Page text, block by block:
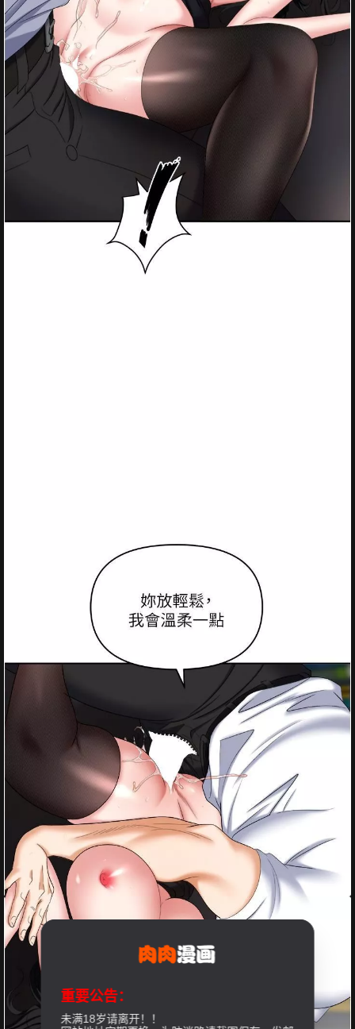
重要公告：
未满18岁请离开！！